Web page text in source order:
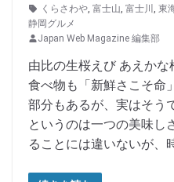
くらさわや 富士山 富士川 東
静岡グルメ
Japan Web Magazine 編集部
由比の生桜えび あえか
食べ物も「新鮮さこそ命
部分もあるが、実はそう
というのは一つの美味し
ることには違いないが、